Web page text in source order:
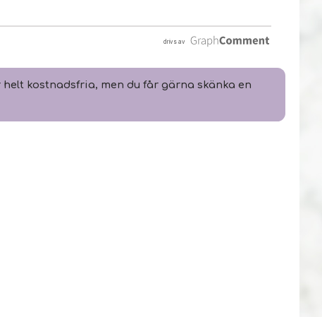
kostnadsfria, men du får gärna skänka en